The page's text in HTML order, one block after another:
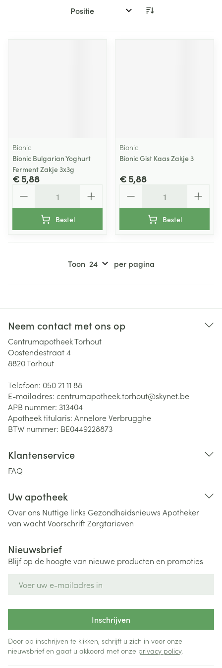
Sorteer op:
Bionic
Bionic Bulgarian Yoghurt
Ferment Zakje 3x3g
€ 5,88
Bestel
Bionic
Bionic Gist Kaas Zakje 3
€ 5,88
Bestel
Toon per pagina
Neem contact met ons op
Centrumapotheek Torhout
Oostendestraat 4
8820Torhout
Telefoon: 050 21 11 88
E-mailadres: centrumapotheek.torhout@skynet.be
APB nummer: 313404
Apotheek titularis: Annelore Verbrugghe
BTW nummer: BE0449228873
Klantenservice
FAQ
Uw apotheek
Over ons Nuttige links Gezondheidsnieuws Apotheker
van wachtVoorschriftZorgtarieven
Nieuwsbrief
Blijf op de hoogte van nieuwe producten en promoties
Inschrijven
Door op inschrijven te klikken, schrijft u zich in voor onze
nieuwsbrief en gaat u akkoord met onze privacy policy.